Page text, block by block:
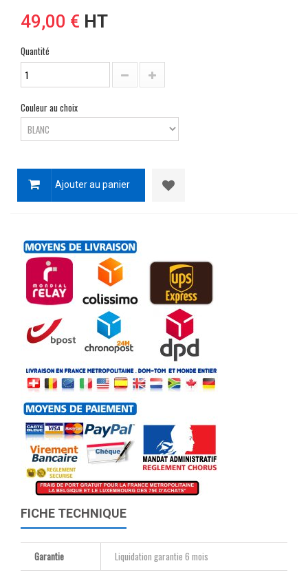
49,00 € HT
Quantité
Couleur au choix
Ajouter au panier
FICHE TECHNIQUE
Garantie Liquidation garantie 6 mois